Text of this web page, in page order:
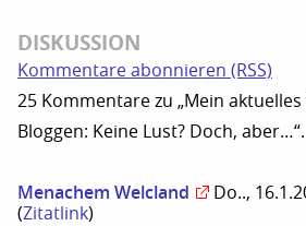
DISKUSSION
Kommentare abonnieren (RSS)
25 Kommentare zu „Mein
Bloggen: Keine Lust? Doch, aber…“.
Menachem Welcland
Do..,
(Zitatlink)